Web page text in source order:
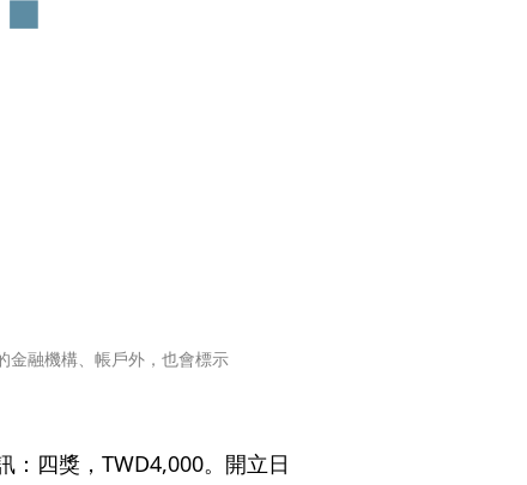
金融機構、帳戶外，也會標示
：四獎，TWD4,000。開立日